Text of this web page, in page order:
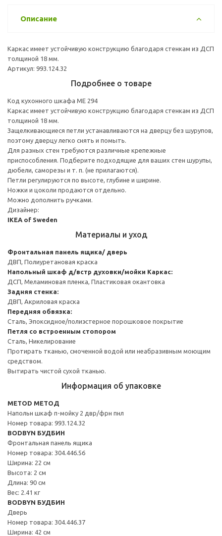
Описание
Каркас имеет устойчивую конструкцию благодаря стенкам из ДСП
толщиной 18 мм.
Артикул: 993.124.32
Подробнее о товаре
Код кухонного шкафа ME 294
Каркас имеет устойчивую конструкцию благодаря стенкам из ДСП
толщиной 18 мм.
Защелкивающиеся петли устанавливаются на дверцу без шурупов,
поэтому дверцу легко снять и помыть.
Для разных стен требуются различные крепежные
приспособления. Подберите подходящие для ваших стен шурупы,
дюбели, саморезы и т. п. (не прилагаются).
Петли регулируются по высоте, глубине и ширине.
Ножки и цоколи продаются отдельно.
Можно дополнить ручками.
Дизайнер:
IKEA of Sweden
Материалы и уход
Фронтальная панель ящика/ дверь
ДВП, Полиуретановая краска
Напольный шкаф д/встр духовки/мойки Каркас:
ДСП, Меламиновая пленка, Пластиковая окантовка
Задняя стенка:
ДВП, Акриловая краска
Передняя обвязка:
Сталь, Эпоксидное/полиэстерное порошковое покрытие
Петля со встроенным стопором
Сталь, Никелирование
Протирать тканью, смоченной водой или неабразивным моющим
средством.
Вытирать чистой сухой тканью.
Информация об упаковке
METOD МЕТОД
Напольн шкаф п-мойку 2 двр/фрн пнл
Номер товара: 993.124.32
BODBYN БУДБИН
Фронтальная панель ящика
Номер товара: 304.446.56
Ширина: 22 см
Высота: 2 см
Длина: 90 см
Вес: 2.41 кг
BODBYN БУДБИН
Дверь
Номер товара: 304.446.37
Ширина: 42 см